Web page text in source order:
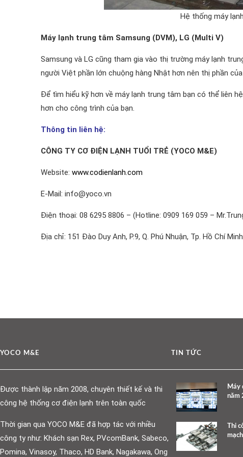
Hệ thống máy
Máy lạnh trung tâm Samsung (DVM), LG (Multi V)
Samsung và LG cũng tham gia vào thị trường máy lạnh
người Việt phần lớn chuộng hàng Nhật hơn nên thị phần
Để tìm hiểu kỹ hơn về máy lạnh trung tâm bạn có thể liên
hơn cho công trình của bạn.
Thông tin liên hệ:
CÔNG TY CƠ ĐIỆN LẠNH TUỔI TRẺ (YOCO M&E)
Website: www.codienlanh.com
E-Mail: info@yoco.vn
Điện thoại: 08 6295 8806 – (Hotline: 0909 169 059 –
Địa chỉ: 151 Đào Duy Anh, P.9, Q. Phú Nhuận, Tp. Hồ Chí Minh
YOCO M&E
Được thành lập năm 2008, chuyên thiết kế và thi
công hệ thống cơ điện lạnh trên toàn quốc
Thời gian qua YOCO M&E đã hợp tác với nhiều
công ty như: Khách sạn Rex, PVcomBank, Sabeco,
Pomina, Vinasoy, Thaco, HD Bank, Nagakawa, Ong
TIN TỨC
Máy
năm
Thi
mạch